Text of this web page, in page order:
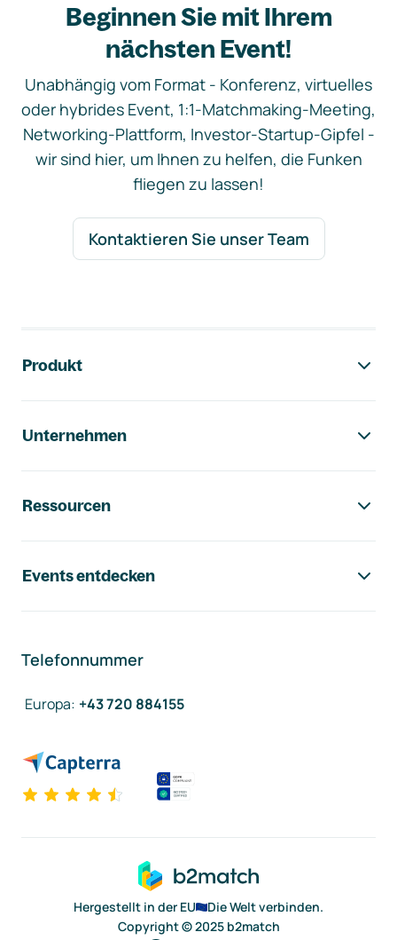
Beginnen Sie mit Ihrem
nächsten Event!
Unabhängig vom Format - Konferenz, virtuelles
oder hybrides Event, 1:1-Matchmaking-Meeting,
Networking-Plattform, Investor-Startup-Gipfel -
wir sind hier, um Ihnen zu helfen, die Funken
fliegen zu lassen!
Kontaktieren Sie unser Team
Produkt
Unternehmen
Ressourcen
Events entdecken
Telefonnummer
Europa: +43 720 884155
Hergestellt in der EU
Die Welt verbinden.
Copyright © 2025 b2match